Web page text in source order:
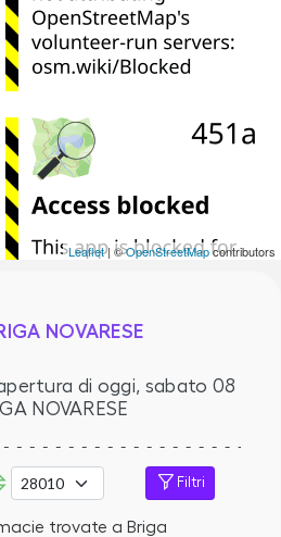
Leaflet| ©OpenStreetMapcontributors
NOVARESE
di oggi, sabato 08
NOVARESE
Filtri
trovate a Briga